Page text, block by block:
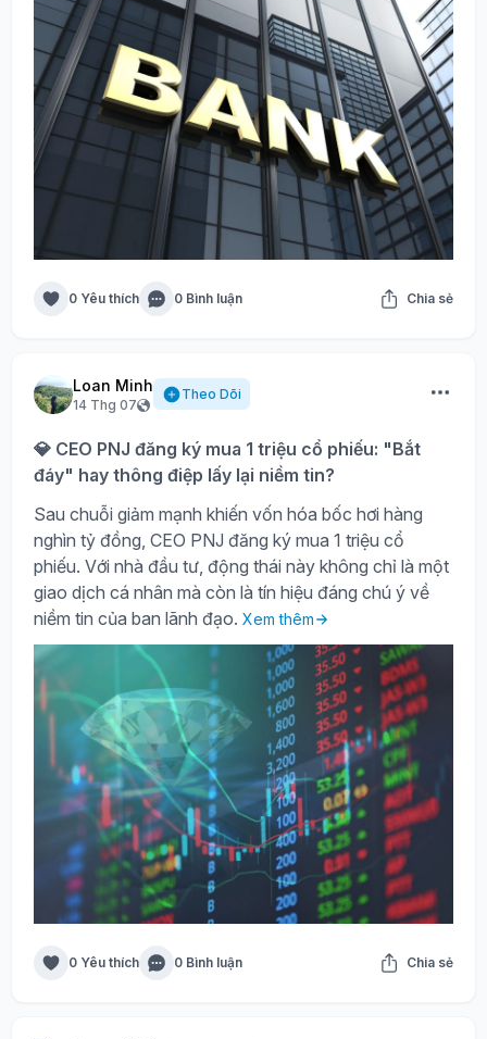
0 Yêu thích 0 Bình luận Chia sẻ
Loan Minh
14 Thg 07
Theo Dõi
💎 CEO PNJ đăng ký mua 1 triệu cổ phiếu: "Bắt
đáy" hay thông điệp lấy lại niềm tin?
Sau chuỗi giảm mạnh khiến vốn hóa bốc hơi hàng
nghìn tỷ đồng, CEO PNJ đăng ký mua 1 triệu cổ
phiếu. Với nhà đầu tư, động thái này không chỉ là một
giao dịch cá nhân mà còn là tín hiệu đáng chú ý về
niềm tin của ban lãnh đạo. Xem thêm
0 Yêu thích 0 Bình luận Chia sẻ